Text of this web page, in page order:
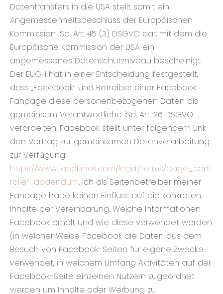
Datentransfers in die USA stellt somit ein
Angemessenheitsbeschluss der Europäischen
Kommission iSd. Art. 45 (3) DSGVO dar, mit dem die
Europäische Kommission der USA ein
angemessenes Datenschutzniveau bescheinigt.
Der EUGH hat in einer Entscheidung festgestellt,
dass „Facebook“ und Betreiber einer Facebook
Fanpage diese personenbezogenen Daten als
gemeinsam Verantwortliche iSd. Art. 26 DSGVO
verarbeiten. Facebook stellt unter folgendem Link
den Vertrag zur gemeinsamen Datenverarbeitung
zur Verfügung:
https://www.facebook.com/legal/terms/page_cont
roller_addendum. Ich als Seitenbetreiber meiner
Fanpage habe keinen Einfluss auf die konkreten
Inhalte der Vereinbarung. Welche Informationen
Facebook erhält und wie diese verwendet werden
(in welcher Weise Facebook die Daten aus dem
Besuch von Facebook-Seiten für eigene Zwecke
verwendet, in welchem Umfang Aktivitäten auf der
Facebook-Seite einzelnen Nutzern zugeordnet
werden um Inhalte oder Werbung zu